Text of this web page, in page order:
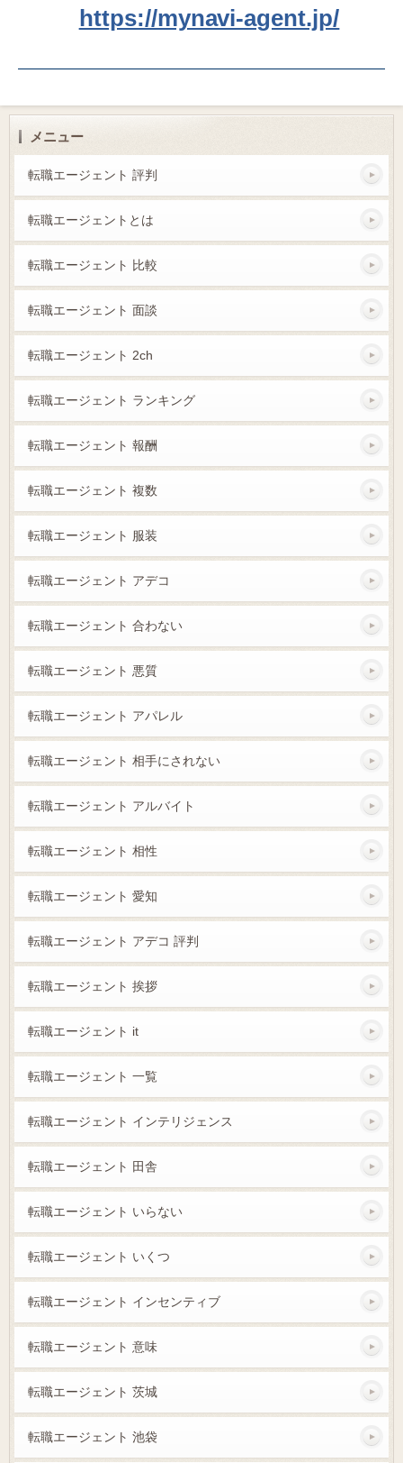
https://mynavi-agent.jp/
メニュー
転職エージェント 評判
転職エージェントとは
転職エージェント 比較
転職エージェント 面談
転職エージェント 2ch
転職エージェント ランキング
転職エージェント 報酬
転職エージェント 複数
転職エージェント 服装
転職エージェント アデコ
転職エージェント 合わない
転職エージェント 悪質
転職エージェント アパレル
転職エージェント 相手にされない
転職エージェント アルバイト
転職エージェント 相性
転職エージェント 愛知
転職エージェント アデコ 評判
転職エージェント 挨拶
転職エージェント it
転職エージェント 一覧
転職エージェント インテリジェンス
転職エージェント 田舎
転職エージェント いらない
転職エージェント いくつ
転職エージェント インセンティブ
転職エージェント 意味
転職エージェント 茨城
転職エージェント 池袋